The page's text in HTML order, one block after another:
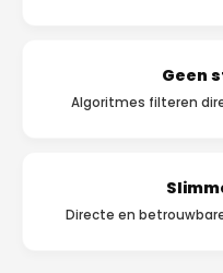
Geen
Algoritmes filteren
Directe en